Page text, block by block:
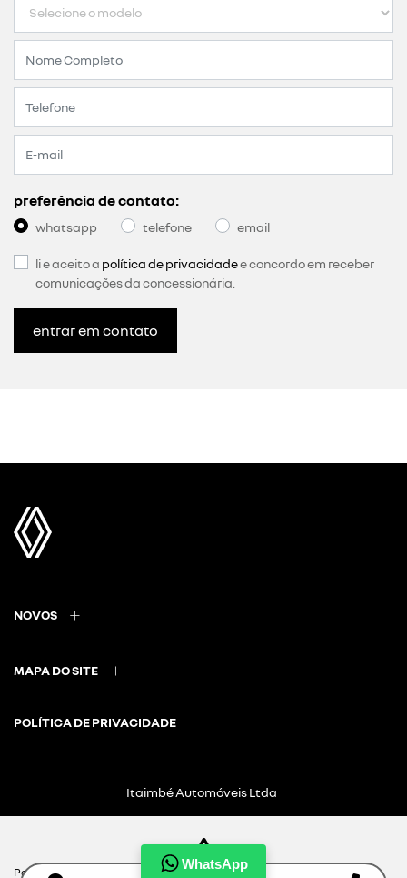
WhatsApp
preferência de contato:
whatsapp telefone email
li e aceito a política de privacidadee concordo em receber
comunicações da concessionária.
entrar em contato
NOVOS
MAPA DO SITE
POLÍTICA DE PRIVACIDADE
Itaimbé Automóveis Ltda
Para otimizar sua experiência durante a navegação, fazemos uso de